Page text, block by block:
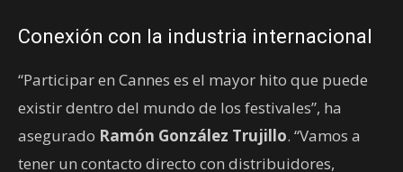
Conexión con la industria internacional
“Participar en Cannes es el mayor hito que puede
existir dentro del mundo de los festivales”, ha
asegurado Ramón González Trujillo. “Vamos a
tener un contacto directo con distribuidores,